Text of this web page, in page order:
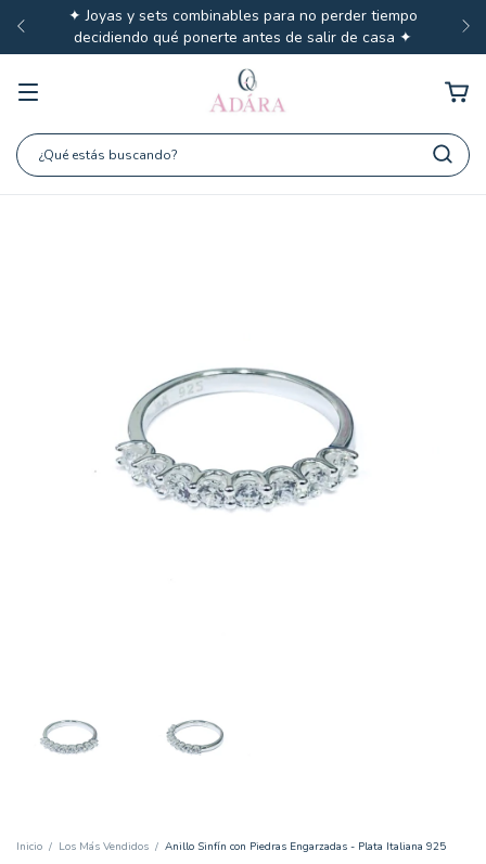
✦ Joyas y sets combinables para no perder tiempo
decidiendo qué ponerte antes de salir de casa ✦
Inicio / Los Más Vendidos / Anillo Sinfín con Piedras Engarzadas - Plata Italiana 925